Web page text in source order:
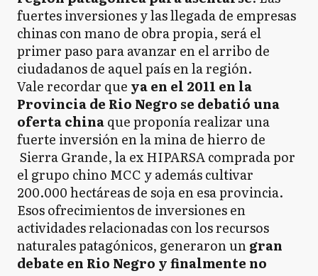
fuertes inversiones y las llegada de empresas
chinas con mano de obra propia, será el
primer paso para avanzar en el arribo de
ciudadanos de aquel país en la región.
Vale recordar que ya en el 2011 en la
Provincia de Rio Negro se debatió una
oferta chinaque proponía realizar una
fuerte inversión en la mina de hierro de
Sierra Grande, la ex HIPARSA comprada por
el grupo chino MCC y además cultivar
200.000 hectáreas de soja en esa provincia.
Esos ofrecimientos de inversiones en
actividades relacionadas con los recursos
naturales patagónicos, generaron ungran
debate en Rio Negro y finalmente no